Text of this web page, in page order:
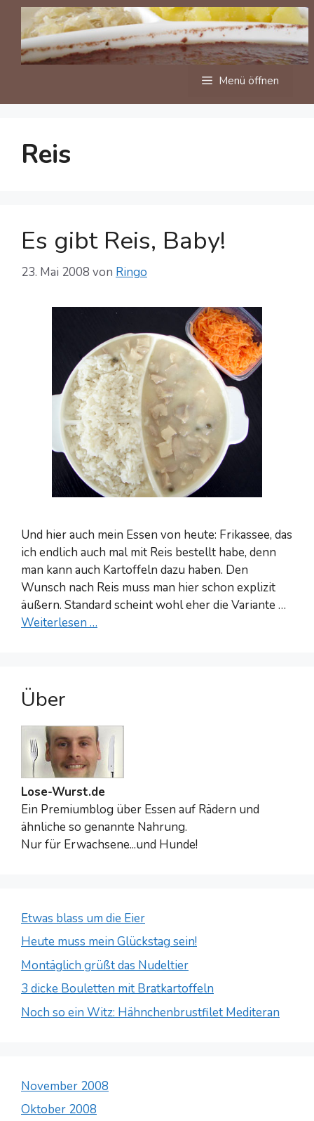
Zum
Inhalt
springen
Menü öffnen
Reis
Es gibt Reis, Baby!
23. Mai 2008 von Ringo
Und hier auch mein Essen von heute: Frikassee, das
ich endlich auch mal mit Reis bestellt habe, denn
man kann auch Kartoffeln dazu haben. Den
Wunsch nach Reis muss man hier schon explizit
äußern. Standard scheint wohl eher die Variante …
Weiterlesen …
Über
Lose-Wurst.de
Ein Premiumblog über Essen auf Rädern und
ähnliche so genannte Nahrung.
Nur für Erwachsene...und Hunde!
Etwas blass um die Eier
Heute muss mein Glückstag sein!
Montäglich grüßt das Nudeltier
3 dicke Bouletten mit Bratkartoffeln
Noch so ein Witz: Hähnchenbrustfilet Mediteran
November 2008
Oktober 2008